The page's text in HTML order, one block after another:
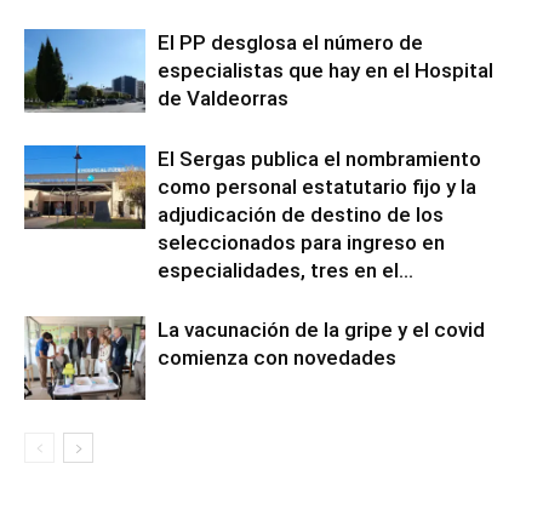
El PP desglosa el número de
especialistas que hay en el Hospital
de Valdeorras
El Sergas publica el nombramiento
como personal estatutario fijo y la
adjudicación de destino de los
seleccionados para ingreso en
especialidades, tres en el...
La vacunación de la gripe y el covid
comienza con novedades